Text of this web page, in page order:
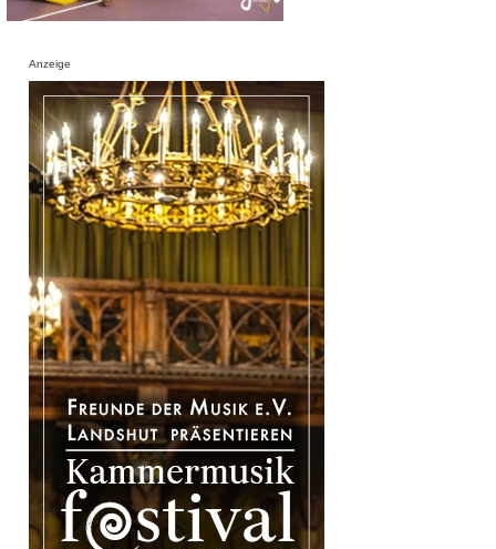
Anzeige